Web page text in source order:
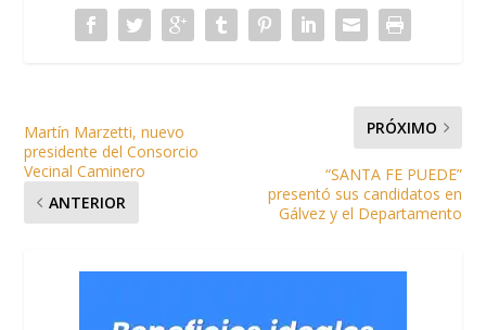
Martín Marzetti, nuevo
presidente del Consorcio
Vecinal Caminero
ANTERIOR
PRÓXIMO
“SANTA FE PUEDE”
presentó sus candidatos en
Gálvez y el Departamento